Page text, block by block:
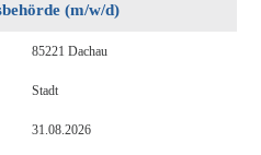
(m/w/d)
85221 Dachau
Stadt
31.08.2026